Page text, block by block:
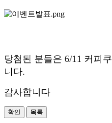
당첨된 분들은 6/11 커피
니다.
감사합니다